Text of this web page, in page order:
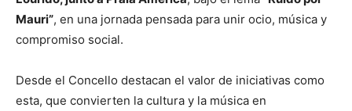
Mauri”, en una jornada pensada para unir ocio, música y
compromiso social.
Desde el Concello destacan el valor de iniciativas como
esta, que convierten la cultura y la música en